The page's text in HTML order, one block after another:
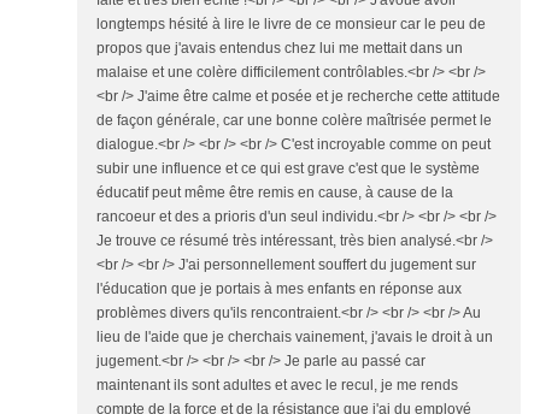
longtemps hésité à lire le livre de ce monsieur car le peu de
propos que j'avais entendus chez lui me mettait dans un
malaise et une colère difficilement contrôlables.<br /> <br />
<br /> J'aime être calme et posée et je recherche cette attitude
de façon générale, car une bonne colère maîtrisée permet le
dialogue.<br /> <br /> <br /> C'est incroyable comme on peut
subir une influence et ce qui est grave c'est que le système
éducatif peut même être remis en cause, à cause de la
rancoeur et des a prioris d'un seul individu.<br /> <br /> <br />
Je trouve ce résumé très intéressant, très bien analysé.<br />
<br /> <br /> J'ai personnellement souffert du jugement sur
l'éducation que je portais à mes enfants en réponse aux
problèmes divers qu'ils rencontraient.<br /> <br /> <br /> Au
lieu de l'aide que je cherchais vainement, j'avais le droit à un
jugement.<br /> <br /> <br /> Je parle au passé car
maintenant ils sont adultes et avec le recul, je me rends
compte de la force et de la résistance que j'ai du employé